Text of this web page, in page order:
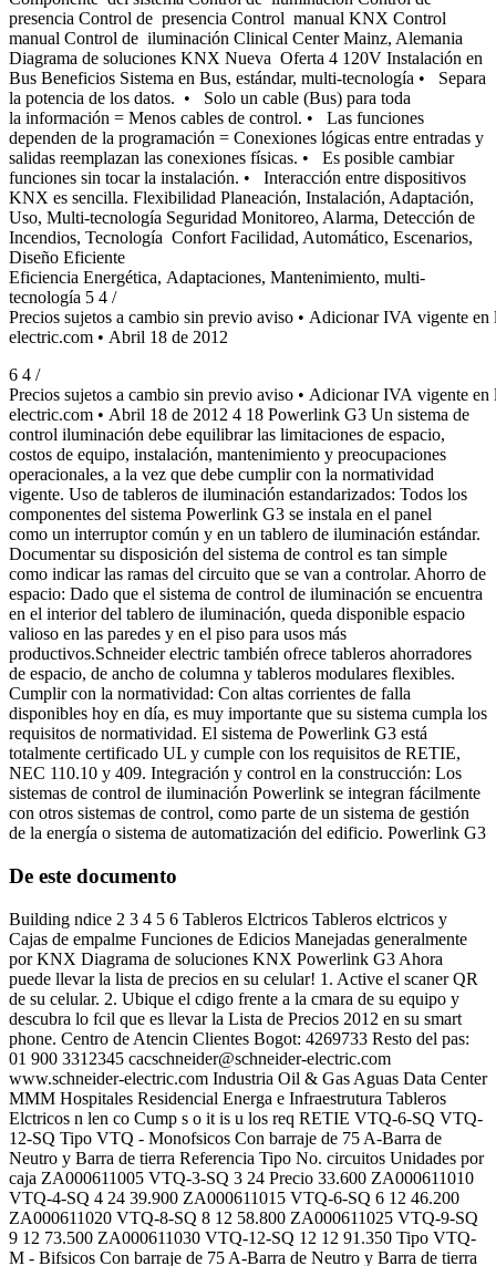
presencia Control de presencia Control manual KNX Control
manual Control de iluminación Clinical Center Mainz, Alemania
Diagrama de soluciones KNX Nueva Oferta 4 120V Instalación en
Bus Beneficios Sistema en Bus, estándar, multi-tecnología • Separa
la potencia de los datos. • Solo un cable (Bus) para toda
la información = Menos cables de control. • Las funciones
dependen de la programación = Conexiones lógicas entre entradas y
salidas reemplazan las conexiones físicas. • Es posible cambiar
funciones sin tocar la instalación. • Interacción entre dispositivos
KNX es sencilla. Flexibilidad Planeación, Instalación, Adaptación,
Uso, Multi-tecnología Seguridad Monitoreo, Alarma, Detección de
Incendios, Tecnología Confort Facilidad, Automático, Escenarios,
Diseño Eficiente
Eficiencia Energética, Adaptaciones, Mantenimiento, multi-
tecnología 5 4 /
Precios sujetos a cambio sin previo aviso • Adicionar IVA vigente
electric.com • Abril 18 de 2012
6 4 /
Precios sujetos a cambio sin previo aviso • Adicionar IVA vigente
electric.com • Abril 18 de 2012 4 18 Powerlink G3 Un sistema de
control iluminación debe equilibrar las limitaciones de espacio,
costos de equipo, instalación, mantenimiento y preocupaciones
operacionales, a la vez que debe cumplir con la normatividad
vigente. Uso de tableros de iluminación estandarizados: Todos los
componentes del sistema Powerlink G3 se instala en el panel
como un interruptor común y en un tablero de iluminación estándar.
Documentar su disposición del sistema de control es tan simple
como indicar las ramas del circuito que se van a controlar. Ahorro de
espacio: Dado que el sistema de control de iluminación se encuentra
en el interior del tablero de iluminación, queda disponible espacio
valioso en las paredes y en el piso para usos más
productivos.Schneider electric también ofrece tableros ahorradores
de espacio, de ancho de columna y tableros modulares flexibles.
Cumplir con la normatividad: Con altas corrientes de falla
disponibles hoy en día, es muy importante que su sistema cumpla los
requisitos de normatividad. El sistema de Powerlink G3 está
totalmente certificado UL y cumple con los requisitos de RETIE,
NEC 110.10 y 409. Integración y control en la construcción: Los
sistemas de control de iluminación Powerlink se integran fácilmente
con otros sistemas de control, como parte de un sistema de gestión
de la energía o sistema de automatización del edificio. Powerlink G3
De este documento
Building ndice 2 3 4 5 6 Tableros Elctricos Tableros elctricos y
Cajas de empalme Funciones de Edicios Manejadas generalmente
por KNX Diagrama de soluciones KNX Powerlink G3 Ahora
puede llevar la lista de precios en su celular! 1. Active el scaner QR
de su celular. 2. Ubique el cdigo frente a la cmara de su equipo y
descubra lo fcil que es llevar la Lista de Precios 2012 en su smart
phone. Centro de Atencin Clientes Bogot: 4269733 Resto del pas:
01 900 3312345 cacschneider@schneider-electric.com
www.schneider-electric.com Industria Oil & Gas Aguas Data Center
MMM Hospitales Residencial Energa e Infraestrutura Tableros
Elctricos n len co Cump s o it is u los req RETIE VTQ-6-SQ VTQ-
12-SQ Tipo VTQ - Monofsicos Con barraje de 75 A-Barra de
Neutro y Barra de tierra Referencia Tipo No. circuitos Unidades por
caja ZA000611005 VTQ-3-SQ 3 24 Precio 33.600 ZA000611010
VTQ-4-SQ 4 24 39.900 ZA000611015 VTQ-6-SQ 6 12 46.200
ZA000611020 VTQ-8-SQ 8 12 58.800 ZA000611025 VTQ-9-SQ
9 12 73.500 ZA000611030 VTQ-12-SQ 12 12 91.350 Tipo VTQ-
M - Bifsicos Con barraje de 75 A-Barra de Neutro y Barra de tierra